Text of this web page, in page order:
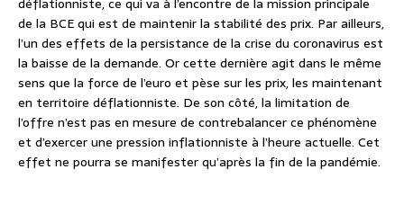
de la BCE qui est de maintenir la stabilité des prix. Par ailleurs,
l’un des effets de la persistance de la crise du coronavirus est
la baisse de la demande. Or cette dernière agit dans le même
sens que la force de l’euro et pèse sur les prix, les maintenant
en territoire déflationniste. De son côté, la limitation de
l’offre n’est pas en mesure de contrebalancer ce phénomène
et d’exercer une pression inflationniste à l’heure actuelle. Cet
effet ne pourra se manifester qu’après la fin de la pandémie.